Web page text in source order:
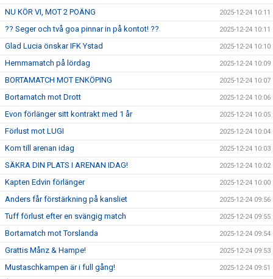
NU KÖR VI, MOT 2 POÄNG 2025-12-24 10:11
?? Seger och två goa pinnar in på kontot! ?? 2025-12-24 10:11
Glad Lucia önskar IFK Ystad 2025-12-24 10:10
Hemmamatch på lördag 2025-12-24 10:09
BORTAMATCH MOT ENKÖPING 2025-12-24 10:07
Bortamatch mot Drott 2025-12-24 10:06
Evon förlänger sitt kontrakt med 1 år 2025-12-24 10:05
Förlust mot LUGI 2025-12-24 10:04
Kom till arenan idag 2025-12-24 10:03
SÄKRA DIN PLATS I ARENAN IDAG! 2025-12-24 10:02
Kapten Edvin förlänger 2025-12-24 10:00
Anders får förstärkning på kansliet 2025-12-24 09:56
Tuff förlust efter en svängig match 2025-12-24 09:55
Bortamatch mot Torslanda 2025-12-24 09:54
Grattis Månz & Hampe! 2025-12-24 09:53
Mustaschkampen är i full gång! 2025-12-24 09:51